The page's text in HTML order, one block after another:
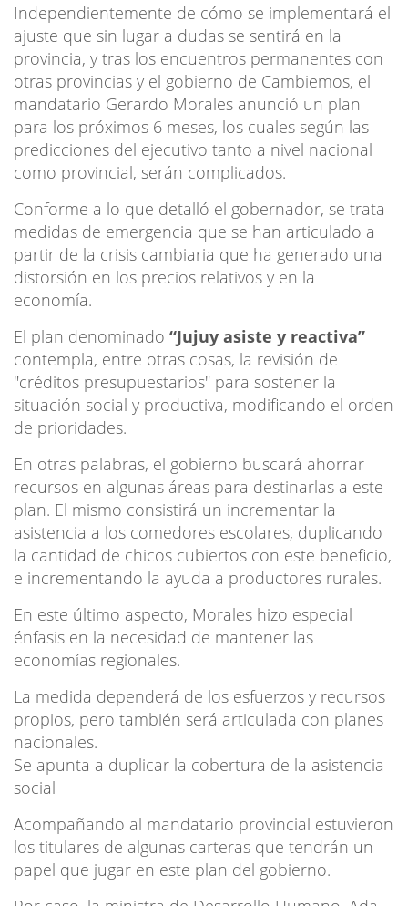
Independientemente de cómo se implementará el
ajuste que sin lugar a dudas se sentirá en la
provincia, y tras los encuentros permanentes con
otras provincias y el gobierno de Cambiemos, el
mandatario Gerardo Morales anunció un plan
para los próximos 6 meses, los cuales según las
predicciones del ejecutivo tanto a nivel nacional
como provincial, serán complicados.
Conforme a lo que detalló el gobernador, se trata
medidas de emergencia que se han articulado a
partir de la crisis cambiaria que ha generado una
distorsión en los precios relativos y en la
economía.
El plan denominado “Jujuy asiste y reactiva”
contempla, entre otras cosas, la revisión de
"créditos presupuestarios" para sostener la
situación social y productiva, modificando el orden
de prioridades.
En otras palabras, el gobierno buscará ahorrar
recursos en algunas áreas para destinarlas a este
plan. El mismo consistirá un incrementar la
asistencia a los comedores escolares, duplicando
la cantidad de chicos cubiertos con este beneficio,
e incrementando la ayuda a productores rurales.
En este último aspecto, Morales hizo especial
énfasis en la necesidad de mantener las
economías regionales.
La medida dependerá de los esfuerzos y recursos
propios, pero también será articulada con planes
nacionales.
Se apunta a duplicar la cobertura de la asistencia
social
Acompañando al mandatario provincial estuvieron
los titulares de algunas carteras que tendrán un
papel que jugar en este plan del gobierno.